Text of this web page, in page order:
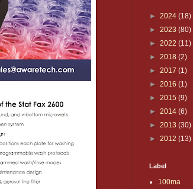
► 2024 (18)
► 2023 (80)
► 2022 (11)
► 2018 (2)
► 2017 (1)
► 2016 (1)
► 2015 (9)
► 2014 (6)
► 2013 (30)
► 2012 (13)
Label
100ma